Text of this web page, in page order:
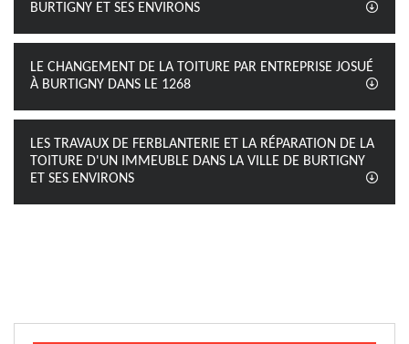
BURTIGNY ET SES ENVIRONS
LE CHANGEMENT DE LA TOITURE PAR ENTREPRISE JOSUÉ
À BURTIGNY DANS LE 1268
LES TRAVAUX DE FERBLANTERIE ET LA RÉPARATION DE LA
TOITURE D'UN IMMEUBLE DANS LA VILLE DE BURTIGNY
ET SES ENVIRONS